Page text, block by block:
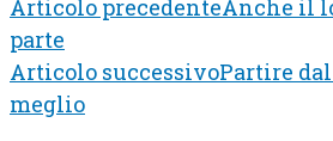
Articolo precedenteAnche il
parte
Articolo successivoPartire
meglio